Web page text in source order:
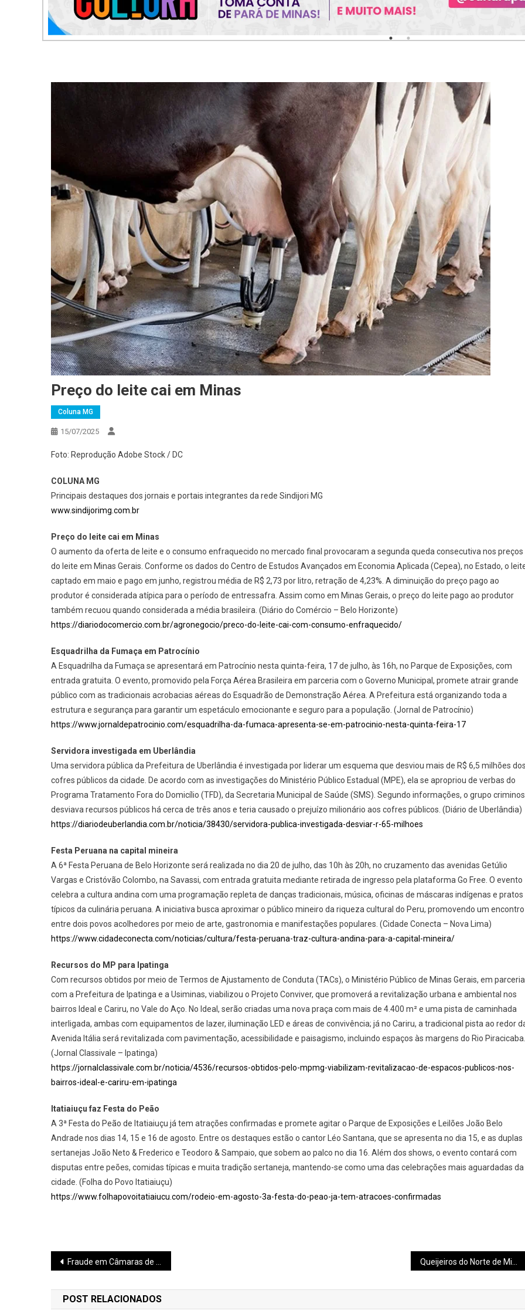
Preço do leite cai em Minas
Coluna MG
15/07/2025
Foto: Reprodução Adobe Stock / DC
COLUNA MG
Principais destaques dos jornais e portais integrantes da rede Sindijori MG
www.sindijorimg.com.br
Preço do leite cai em Minas
O aumento da oferta de leite e o consumo enfraquecido no mercado final provocaram a segunda queda consecutiva nos preços
do leite em Minas Gerais. Conforme os dados do Centro de Estudos Avançados em Economia Aplicada (Cepea), no Estado, o
captado em maio e pago em junho, registrou média de R$ 2,73 por litro, retração de 4,23%. A diminuição do preço pago ao
produtor é considerada atípica para o período de entressafra. Assim como em Minas Gerais, o preço do leite pago ao produtor
também recuou quando considerada a média brasileira. (Diário do Comércio – Belo Horizonte)
https://diariodocomercio.com.br/agronegocio/preco-do-leite-cai-com-consumo-enfraquecido/
Esquadrilha da Fumaça em Patrocínio
A Esquadrilha da Fumaça se apresentará em Patrocínio nesta quinta-feira, 17 de julho, às 16h, no Parque de Exposições, com
entrada gratuita. O evento, promovido pela Força Aérea Brasileira em parceria com o Governo Municipal, promete atrair grande
público com as tradicionais acrobacias aéreas do Esquadrão de Demonstração Aérea. A Prefeitura está organizando toda a
estrutura e segurança para garantir um espetáculo emocionante e seguro para a população. (Jornal de Patrocínio)
https://www.jornaldepatrocinio.com/esquadrilha-da-fumaca-apresenta-se-em-patrocinio-nesta-quinta-feira-17
Servidora investigada em Uberlândia
Uma servidora pública da Prefeitura de Uberlândia é investigada por liderar um esquema que desviou mais de R$ 6,5 milhões dos
cofres públicos da cidade. De acordo com as investigações do Ministério Público Estadual (MPE), ela se apropriou de verbas do
Programa Tratamento Fora do Domicílio (TFD), da Secretaria Municipal de Saúde (SMS). Segundo informações, o grupo
desviava recursos públicos há cerca de três anos e teria causado o prejuízo milionário aos cofres públicos. (Diário de Uberlândia)
https://diariodeuberlandia.com.br/noticia/38430/servidora-publica-investigada-desviar-r-65-milhoes
Festa Peruana na capital mineira
A 6ª Festa Peruana de Belo Horizonte será realizada no dia 20 de julho, das 10h às 20h, no cruzamento das avenidas Getúlio
Vargas e Cristóvão Colombo, na Savassi, com entrada gratuita mediante retirada de ingresso pela plataforma Go Free. O evento
celebra a cultura andina com uma programação repleta de danças tradicionais, música, oficinas de máscaras indígenas e pratos
típicos da culinária peruana. A iniciativa busca aproximar o público mineiro da riqueza cultural do Peru, promovendo um encontro
entre dois povos acolhedores por meio de arte, gastronomia e manifestações populares. (Cidade Conecta – Nova Lima)
https://www.cidadeconecta.com/noticias/cultura/festa-peruana-traz-cultura-andina-para-a-capital-mineira/
Recursos do MP para Ipatinga
Com recursos obtidos por meio de Termos de Ajustamento de Conduta (TACs), o Ministério Público de Minas Gerais, em parceria
com a Prefeitura de Ipatinga e a Usiminas, viabilizou o Projeto Conviver, que promoverá a revitalização urbana e ambiental nos
bairros Ideal e Cariru, no Vale do Aço. No Ideal, serão criadas uma nova praça com mais de 4.400 m² e uma pista de caminhada
interligada, ambas com equipamentos de lazer, iluminação LED e áreas de convivência; já no Cariru, a tradicional pista ao redor
Avenida Itália será revitalizada com pavimentação, acessibilidade e paisagismo, incluindo espaços às margens do Rio Piracicaba.
(Jornal Classivale – Ipatinga)
https://jornalclassivale.com.br/noticia/4536/recursos-obtidos-pelo-mpmg-viabilizam-revitalizacao-de-espacos-publicos-nos-
bairros-ideal-e-cariru-em-ipatinga
Itatiaiuçu faz Festa do Peão
A 3ª Festa do Peão de Itatiaiuçu já tem atrações confirmadas e promete agitar o Parque de Exposições e Leilões João Belo
Andrade nos dias 14, 15 e 16 de agosto. Entre os destaques estão o cantor Léo Santana, que se apresenta no dia 15, e as duplas
sertanejas João Neto & Frederico e Teodoro & Sampaio, que sobem ao palco no dia 16. Além dos shows, o evento contará com
disputas entre peões, comidas típicas e muita tradição sertaneja, mantendo-se como uma das celebrações mais aguardadas da
cidade. (Folha do Povo Itatiaiuçu)
https://www.folhapovoitatiaiucu.com/rodeio-em-agosto-3a-festa-do-peao-ja-tem-atracoes-confirmadas
Navegação
de
Post
Fraude em Câmaras de 12 cidades Queijeiros do Norte de Minas celebram conquistas em concursos internacionais
POST RELACIONADOS